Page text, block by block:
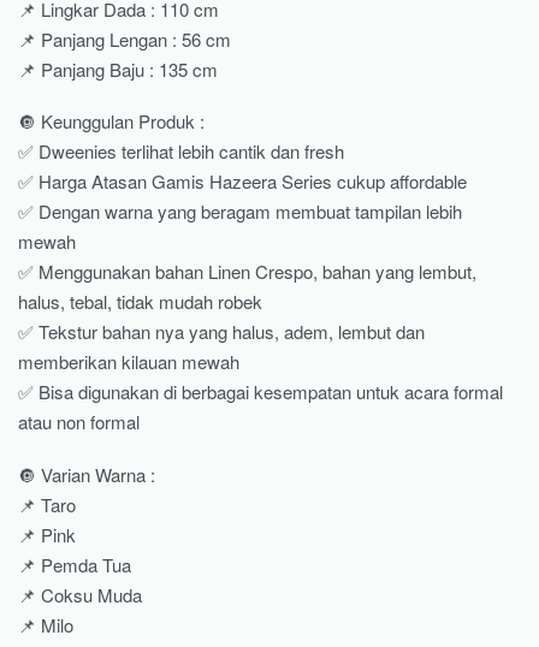
📌 Lingkar Dada : 110 cm
📌 Panjang Lengan : 56 cm
📌 Panjang Baju : 135 cm
🔘 Keunggulan Produk :
✅ Dweenies terlihat lebih cantik dan fresh
✅ Harga Atasan Gamis Hazeera Series cukup affordable
✅ Dengan warna yang beragam membuat tampilan lebih
mewah
✅ Menggunakan bahan Linen Crespo, bahan yang lembut,
halus, tebal, tidak mudah robek
✅ Tekstur bahan nya yang halus, adem, lembut dan
memberikan kilauan mewah
✅ Bisa digunakan di berbagai kesempatan untuk acara formal
atau non formal
🔘 Varian Warna :
📌 Taro
📌 Pink
📌 Pemda Tua
📌 Coksu Muda
📌 Milo